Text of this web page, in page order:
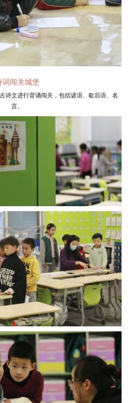
词闯关城堡
诗文进行背诵闯关，包括谚语、歇后语、名
言。